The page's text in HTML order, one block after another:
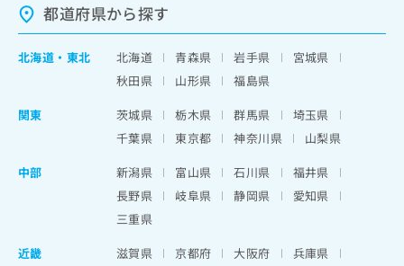
都道府県から探す
北海道 ・ 東北 北海道 青森県 岩手県
宮城県
秋田県
山形県
福島県
関東
茨城県 栃木県 群馬県
埼玉県
千葉県
東京都 神奈川県
山梨県
中部
新潟県 富山県 石川県
福井県
長野県
岐阜県 静岡県
愛知県
三重県
近畿
滋賀県 京都府 大阪府
兵庫県